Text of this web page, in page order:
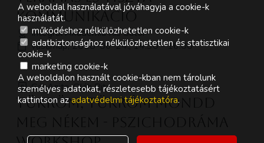
Kommunikáció
Integrál Akadémia Kis Sátor
vasárnap, 2018-06-24., 14:30 - 16:00
Gál Anita, Oláh Rita
Tükröm, tükröm mondd
A weboldal használatával jóváhagyja a cookie-k
használatát.
működéshez nélkülözhetetlen cookie-k
adatbiztonsághoz nélkülözhetetlen és statisztikai
cookie-k
marketing cookie-k
A weboldalon használt cookie-kban nem tárolunk
személyes adatokat, részletesebb tájékoztatásért
kattintson az adatvédelmi tájékoztatóra.